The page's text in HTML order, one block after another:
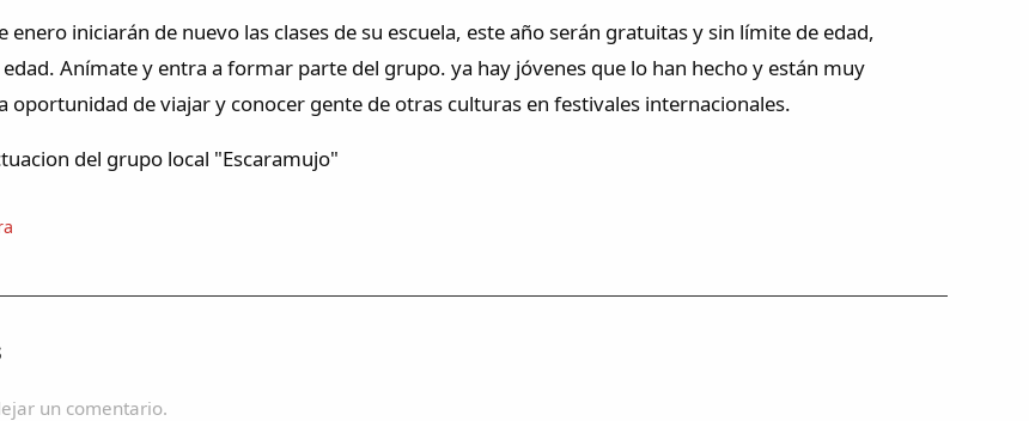
enero iniciarán de nuevo las clases de su escuela, este año serán gratuitas y sin límite de edad,
Anímate y entra a formar parte del grupo. ya hay jóvenes que lo han hecho y están muy
oportunidad de viajar y conocer gente de otras culturas en festivales internacionales.
del grupo local "Escaramujo"
un comentario.